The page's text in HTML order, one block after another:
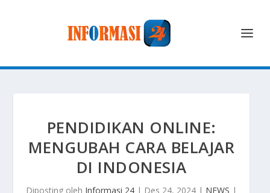
PENDIDIKAN ONLINE:
MENGUBAH CARA BELAJAR
DI INDONESIA
Diposting oleh Informasi 24 | Des 24, 2024 | NEWS |